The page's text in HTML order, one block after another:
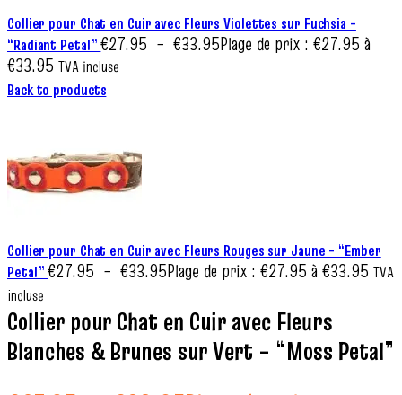
Collier pour Chat en Cuir avec Fleurs Violettes sur Fuchsia –
“Radiant Petal”€27.95 – €33.95Plage de prix : €27.95 à
€33.95 TVA incluse
Back to products
Collier pour Chat en Cuir avec Fleurs Rouges sur Jaune – “Ember
Petal”€27.95 – €33.95Plage de prix : €27.95 à €33.95 TVA
incluse
Collier pour Chat en Cuir avec Fleurs
Blanches & Brunes sur Vert – “Moss Petal”